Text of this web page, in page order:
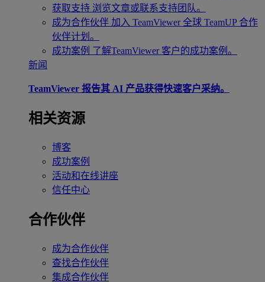
获取支持 浏览文章或联系支持团队。
成为合作伙伴 加入 TeamViewer 全球 TeamUP 合作
伙伴计划。
成功案例 了解TeamViewer 客户的成功案例。
新闻
TeamViewer 报告其 AI 产品获得快速客户采纳。
相关资源
博客
成功案例
活动和在线讲座
信任中心
合作伙伴
成为合作伙伴
查找合作伙伴
集成合作伙伴